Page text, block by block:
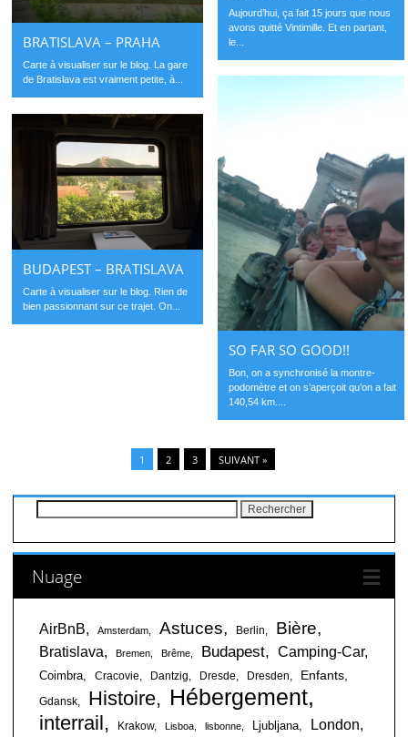
BRATISLAVA – PRAHA
Carte à visualiser sur le blog. La gare
de Bratislava est vraiment petite, à...
Aujourd’hui, ça fait 15 jours que nous
avons quitté Vintimille. Et en partant,
le...
SO FAR SO GOOD!!
Bon, on a synchronisé la montre-
podomètre et on s’aperçoit qu’on a fait
140,54 km....
BUDAPEST – BRATISLAVA
Carte à visualiser sur le blog. Rien de
bien passionnant sur ce trajet. On...
1 2 3 SUIVANT »
Nuage
AirBnB Amsterdam Astuces Berlin Bière
Bratislava Bremen Brême Budapest Camping-Car
Coimbra Cracovie Dantzig Dresde Dresden Enfants
Gdansk Histoire Hébergement
interrail Krakow Lisboa lisbonne Ljubljana London